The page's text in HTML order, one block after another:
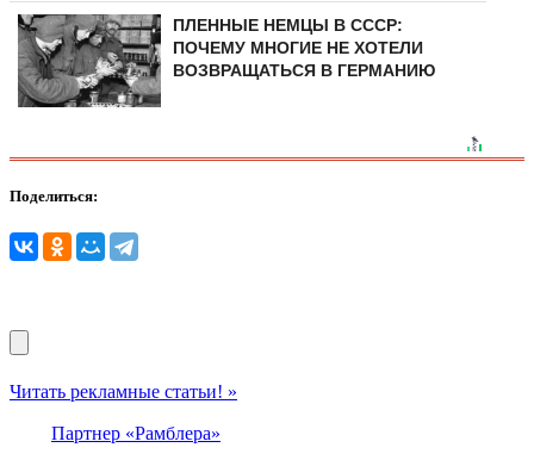
ПЛЕННЫЕ НЕМЦЫ В СССР:
ПОЧЕМУ МНОГИЕ НЕ ХОТЕЛИ
ВОЗВРАЩАТЬСЯ В ГЕРМАНИЮ
Поделиться:
Читать рекламные статьи! »
Партнер «Рамблера»